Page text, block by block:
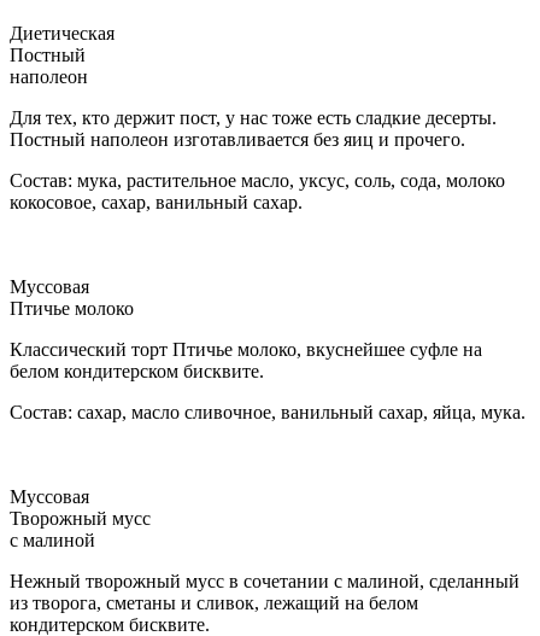
Диетическая
Постный
наполеон
Для тех, кто держит пост, у нас тоже есть сладкие десерты.
Постный наполеон изготавливается без яиц и прочего.
Состав: мука, растительное масло, уксус, соль, сода, молоко
кокосовое, сахар, ванильный сахар.
Муссовая
Птичье молоко
Классический торт Птичье молоко, вкуснейшее суфле на
белом кондитерском бисквите.
Состав: сахар, масло сливочное, ванильный сахар, яйца, мука.
Муссовая
Творожный мусс
с малиной
Нежный творожный мусс в сочетании с малиной, сделанный
из творога, сметаны и сливок, лежащий на белом
кондитерском бисквите.